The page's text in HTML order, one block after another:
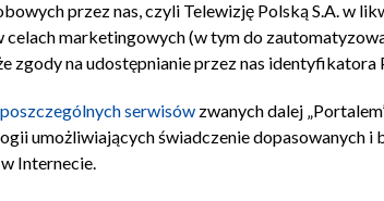
przez nas, czyli Telewizję Polską S.A. w
celach marketingowych (w tym do
zgody na udostępnianie przez nas identyfikatora
poszczególnych serwisów zwanych dalej
umożliwiających świadczenie dopasowanych i
Internecie.